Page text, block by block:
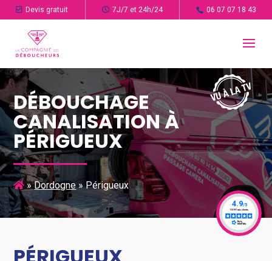
Devis gratuit 7J/7 et 24h/24 06 07 07 18 43
DÉBOUCHAGE
CANALISATION À
PÉRIGUEUX
»Dordogne»Périgueux